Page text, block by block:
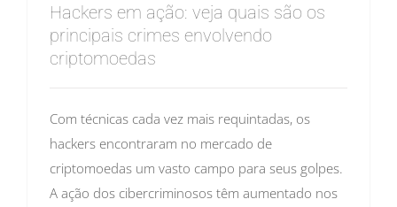
Hackers em ação: veja quais são os
principais crimes envolvendo
criptomoedas
Com técnicas cada vez mais requintadas, os
hackers encontraram no mercado de
criptomoedas um vasto campo para seus golpes.
A ação dos cibercriminosos têm aumentado nos